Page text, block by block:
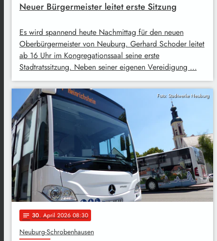
Neuer Bürgermeister leitet erste Sitzung
Es wird spannend heute Nachmittag für den neuen
Oberbürgermeister von Neuburg. Gerhard Schoder leitet
ab 16 Uhr im Kongregationssaal seine erste
Stadtratssitzung. Neben seiner eigenen Vereidigung …
Foto: Stadtwerke Neuburg
notes 30. April 2026 08:30
Neuburg-Schrobenhausen